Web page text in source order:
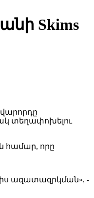
Skims
տեղափոխելու
համար, որը
ազատազրկման», -